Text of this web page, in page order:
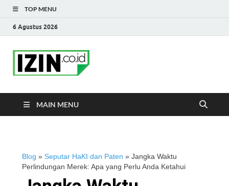
TOP MENU
6 Agustus 2026
MAIN MENU
Blog » Seputar HaKI dan Paten » Jangka Waktu
Perlindungan Merek: Apa yang Perlu Anda Ketahui